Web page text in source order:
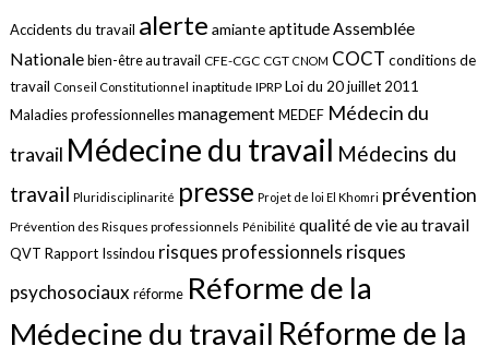
Accidents du travail alerte amianteaptitude Assemblée
Nationale bien-être au travail CFE-CGC CGT CNOM COCT conditions de
travail Conseil Constitutionnel inaptitude IPRP Loi du 20 juillet 2011
Maladies professionnellesmanagement MEDEF Médecin du
travail Médecine du travail Médecins du
travail Pluridisciplinarité presse Projet de loi El Khomri prévention
Prévention des Risques professionnels Pénibilité qualité de vie au travail
QVT Rapport Issindou risques professionnels risques
psychosociaux réforme Réforme de la
Médecine du travail Réforme de la